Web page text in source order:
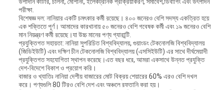
উপাদান কাটার, চালনা, মেশিনিং, ইলেকট্রনিক প্রক্রিয়াকরণ, সমাবেশ,ডিবাগিং এবং উৎপাদন
পরীক্ষা.
বিশেষজ্ঞ দল: নানিয়ার একটি চমৎকার কর্মী রয়েছে। ৪০০ জনেরও বেশি সদস্য একত্রিত হয়ে
এক শক্তিতে পূর্ণ। আমাদের কারখানায় ৫০ জনেরও বেশি গবেষক কর্মী এবং ১৯ জনেরও বেশি
মান নিয়ন্ত্রণ কর্মী রয়েছে।যা উচ্চ মানের পণ্য গ্যারান্টি.
প্রযুক্তিগত সহায়তা: নানিয়া সুপরিচিত বিশ্ববিদ্যালয়, গুয়াংডং টেকনোলজি বিশ্ববিদ্যালয়
(জিডিইউটি) এবং দক্ষিণ চীন টেকনোলজি বিশ্ববিদ্যালয় (এসসিইউটি) এর সাথে দীর্ঘমেয়াদী
প্রযুক্তিগত সহযোগিতা স্থাপন করেছে।এত বছর ধরে, আমরা একসাথে উন্নত প্রযুক্তি
দেশ-বিদেশে বিকাশ ও প্রয়োগ করি।
বাজার ও খ্যাতিঃ নানিয়া দেশীয় বাজারের মোট বিক্রয় শেয়ারের 60% এরও বেশি দখল
করে। পণ্যগুলি 80 টিরও বেশি দেশ এবং অঞ্চলে রফতানি করা হয়।